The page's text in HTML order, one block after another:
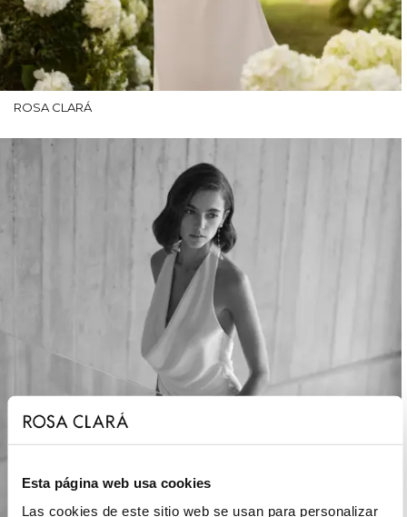
Esta página web usa cookies
Las cookies de este sitio web se usan para personalizar
ROSA CLARÁ